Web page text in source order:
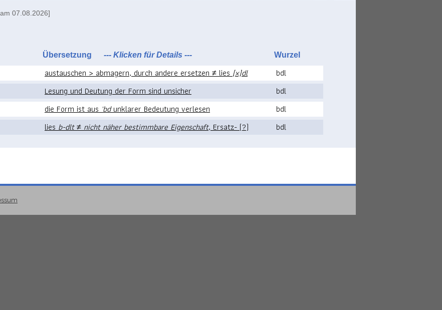
07.08.2026]
Übersetzung --- Klicken für Details --- Wurzel
austauschen > abmagern, durch andere ersetzen ≠ lies[x]dl
bdl
Lesung und Deutung der Form sind unsicher
bdl
die Form ist ausʾbdunklarer Bedeutung verlesen
bdl
liesb-dlt≠nicht näher bestimmbare Eigenschaft, Ersatz- (?) bdl